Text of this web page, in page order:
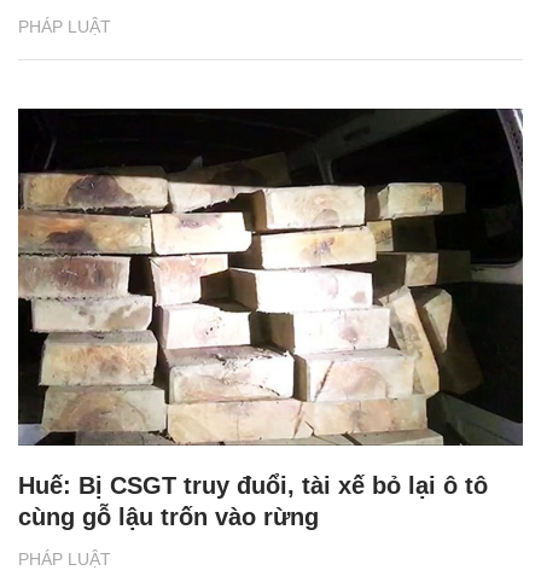
PHÁP LUẬT
PHÁP LUẬT
Huế: Bị CSGT truy đuổi, tài xế bỏ lại ô tô
cùng gỗ lậu trốn vào rừng